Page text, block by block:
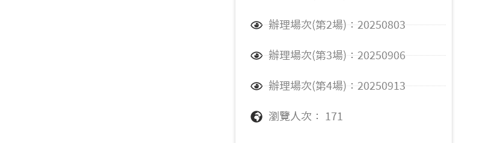
辦理場次(第2場)：20250803
辦理場次(第3場)：20250906
辦理場次(第4場)：20250913
瀏覽人次： 171